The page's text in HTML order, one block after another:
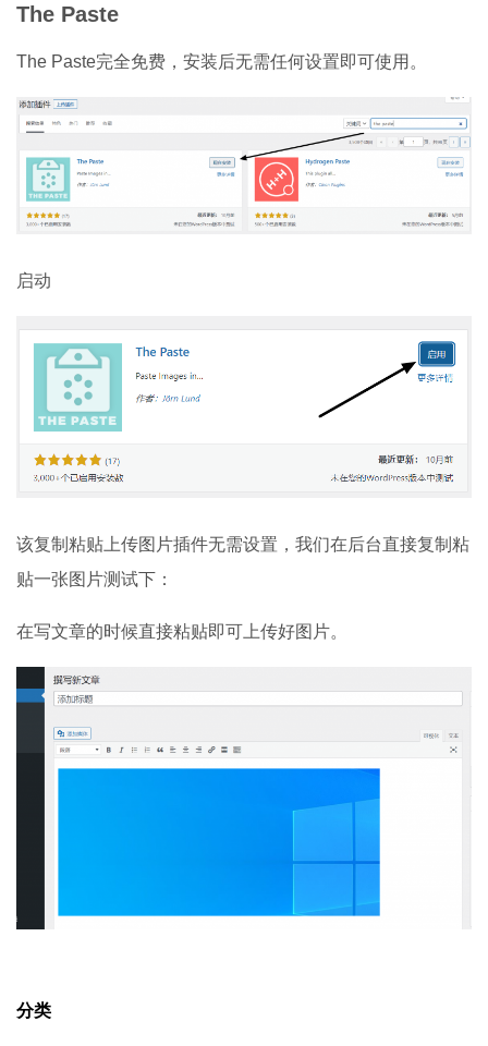
The Paste
The Paste完全免费，安装后无需任何设置即可使用。
启动
该复制粘贴上传图片插件无需设置，我们在后台直接复制粘
贴一张图片测试下：
在写文章的时候直接粘贴即可上传好图片。
分类